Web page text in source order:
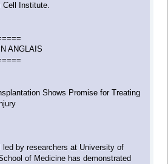
Cell Institute.
ANGLAIS
Shows Promise for Treating
by researchers at University of
of Medicine has demonstrated